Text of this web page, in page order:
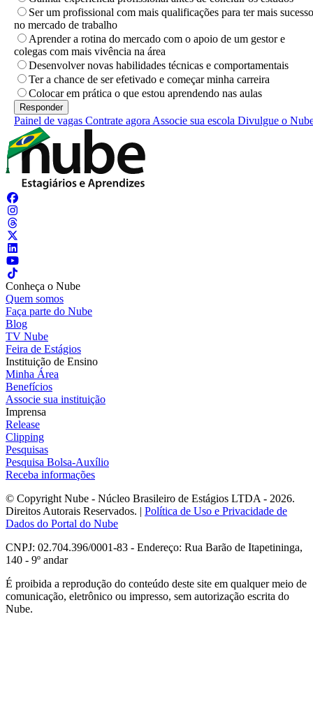
Ser um profissional com mais qualificações para ter mais sucesso
no mercado de trabalho
Aprender a rotina do mercado com o apoio de um gestor e
colegas com mais vivência na área
Desenvolver novas habilidades técnicas e comportamentais
Ter a chance de ser efetivado e começar minha carreira
Colocar em prática o que estou aprendendo nas aulas
Painel de vagas Contrate agora Associe sua escola Divulgue o
Conheça o Nube
Quem somos
Faça parte do Nube
Blog
TV Nube
Feira de Estágios
Instituição de Ensino
Minha Área
Benefícios
Associe sua instituição
Imprensa
Release
Clipping
Pesquisas
Pesquisa Bolsa-Auxílio
Receba informações
© Copyright Nube - Núcleo Brasileiro de Estágios LTDA - 2026.
Direitos Autorais Reservados. | Política de Uso e Privacidade de
Dados do Portal do Nube
CNPJ: 02.704.396/0001-83 - Endereço: Rua Barão de Itapetininga,
140 - 9º andar
É proibida a reprodução do conteúdo deste site em qualquer meio de
comunicação, eletrônico ou impresso, sem autorização escrita do
Nube.